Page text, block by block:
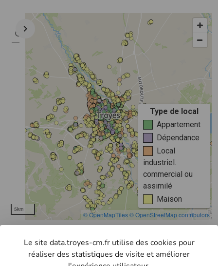
retourner à la liste
Le site data.troyes-cm.fr utilise des cookies pour
réaliser des statistiques de visite et améliorer